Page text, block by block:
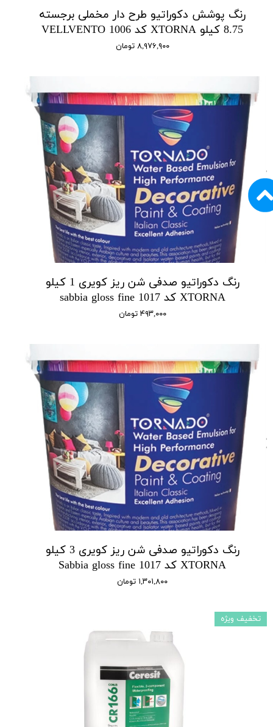
رنگ پوشش دکوراتیو طرح دار مخملی برجسته
8.75 کیلو XTORNA کد 1006 VELLVENTO
۸,۹۷۶,۹۰۰ تومان
رنگ دکوراتیو صدفی شن ریز کویری 1 کیلو
XTORNA کد 1017 sabbia gloss fine
۴۹۳,۰۰۰ تومان
رنگ دکوراتیو صدفی شن ریز کویری 3 کیلو
XTORNA کد 1017 Sabbia gloss fine
۱,۳۰۱,۸۰۰ تومان
تخفیف ویژه